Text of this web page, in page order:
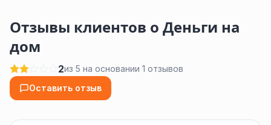
Отзывы клиентов о Деньги на
дом
2из 5 на основании 1 отзывов
Оставить отзыв